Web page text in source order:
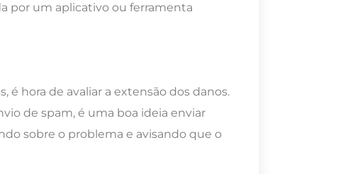
por um aplicativo ou ferramenta
é hora de avaliar a extensão dos danos.
de spam, é uma boa ideia enviar
sobre o problema e avisando que o